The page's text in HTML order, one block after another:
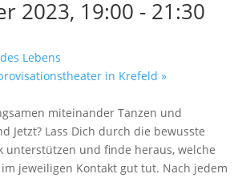
2023, 19:00 - 21:30
Lebens
in Krefeld »
miteinander Tanzen und
Jetzt? Lass Dich durch die bewusste
unterstützen und finde heraus, welche
jeweiligen Kontakt gut tut. Nach jedem